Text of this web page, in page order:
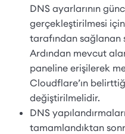
DNS ayarlarının
gerçekleştirilmesi
tarafından sağlanan
Ardından mevcut
paneline erişilerek
Cloudflare’ın
değiştirilmelidir.
DNS
tamamlandıktan